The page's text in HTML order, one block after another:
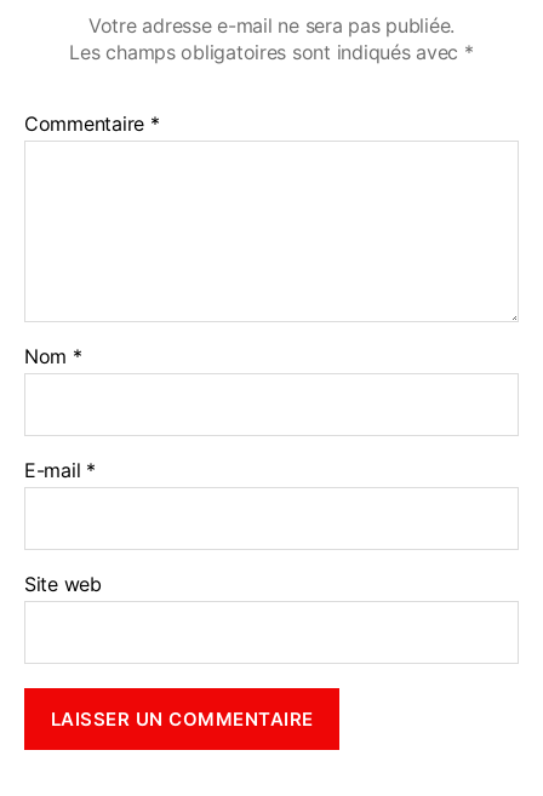
Votre adresse e-mail ne sera pas publiée.
Les champs obligatoires sont indiqués avec *
Commentaire *
Nom *
E-mail *
Site web